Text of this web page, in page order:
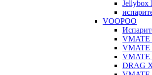
Jellybox
VOOPOO
VMATE
VMATE
DRAG